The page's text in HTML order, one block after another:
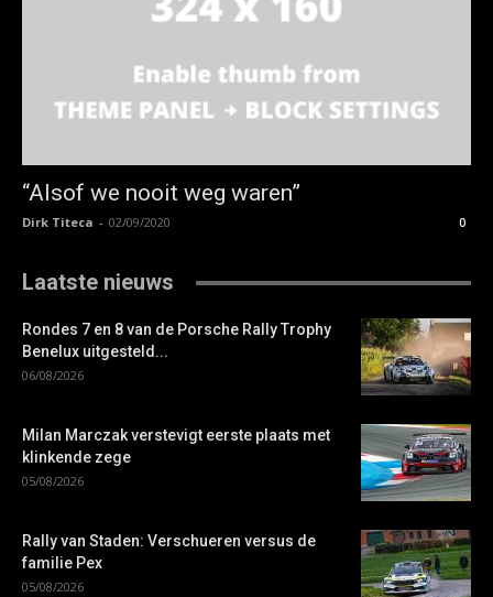
“Alsof we nooit weg waren”
Dirk Titeca - 02/09/2020 0
Laatste nieuws
Rondes 7 en 8 van de Porsche Rally Trophy
Benelux uitgesteld...
06/08/2026
Milan Marczak verstevigt eerste plaats met
klinkende zege
05/08/2026
Rally van Staden: Verschueren versus de
familie Pex
05/08/2026